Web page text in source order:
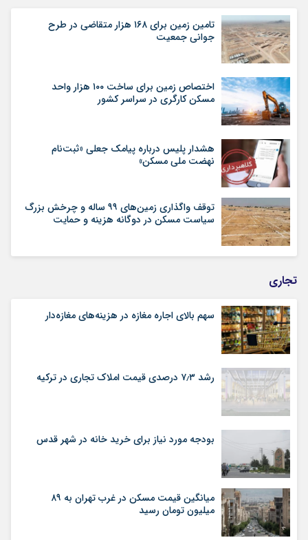
تامین زمین برای ۱۶۸ هزار متقاضی در طرح
جوانی جمعیت
اختصاص زمین برای ساخت ۱۰۰ هزار واحد
مسکن کارگری در سراسر کشور
هشدار پلیس درباره پیامک جعلی «ثبت‌نام
نهضت ملی مسکن»
توقف واگذاری زمین‌های ۹۹ ساله و چرخش بزرگ
سیاست مسکن در دوگانه هزینه و حمایت
تجاری
سهم بالای اجاره‌‌ مغازه در هزینه‌‌های مغازه‌‌دار
رشد ۷٫۳ درصدی قیمت‌ املاک تجاری در ترکیه
بودجه مورد نیاز برای خرید خانه در شهر قدس
میانگین قیمت مسکن در غرب تهران به ۸۹
میلیون تومان رسید